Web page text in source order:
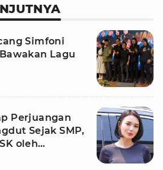
Simfoni
Lagu
Perjuangan
Sejak SMP,
oleh